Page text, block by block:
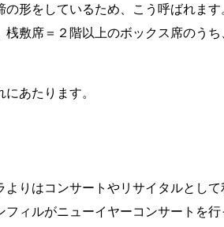
形をしているため、こう呼ばれま
敷席＝２階以上のボックス席のう
あたります。
りはコンサートやリサイタルとし
ィルがニューイヤーコンサートを行